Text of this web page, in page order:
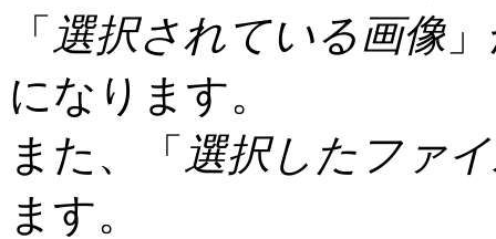
「 選択されている画像
になります。
また、「 選択したファ
ます。